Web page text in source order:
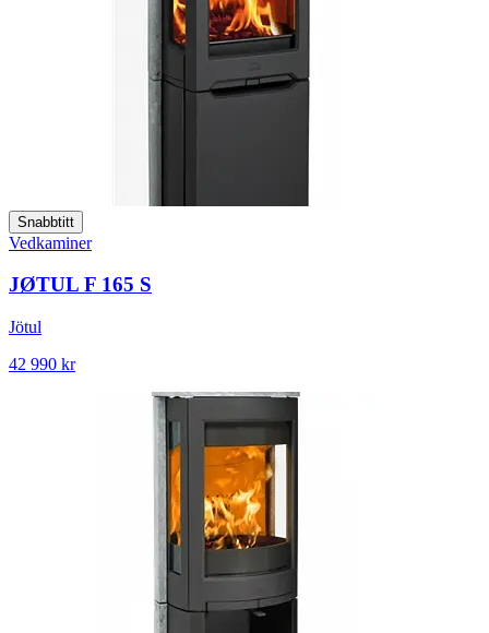
Snabbtitt
Vedkaminer
JØTUL F 165 S
Jötul
42 990 kr